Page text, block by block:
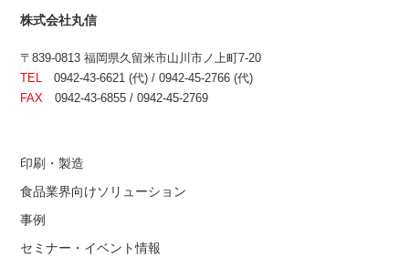
株式会社丸信
〒839-0813 福岡県久留米市山川市ノ上町7-20
TEL 0942-43-6621 (代) / 0942-45-2766 (代)
FAX 0942-43-6855 / 0942-45-2769
印刷・製造
食品業界向けソリューション
事例
セミナー・イベント情報